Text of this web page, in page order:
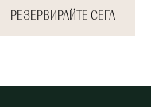
РЕЗЕРВИРАЙТЕ СЕГА